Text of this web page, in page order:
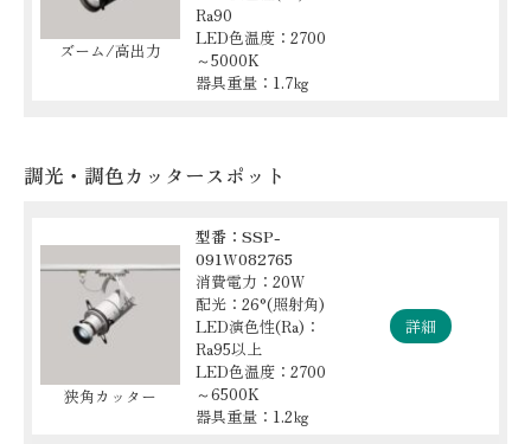
ズーム/高出力
Ra90
LED色温度：2700
～5000K
器具重量：1.7㎏
調光・調色カッタースポット
狭角カッター
型番：SSP-
091W082765
消費電力：20W
配光：26°(照射角)
LED演色性(Ra)：
Ra95以上
LED色温度：2700
～6500K
器具重量：1.2㎏
詳細